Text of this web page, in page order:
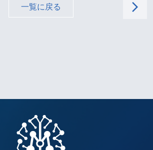
一覧に戻る arrow_forward_ios